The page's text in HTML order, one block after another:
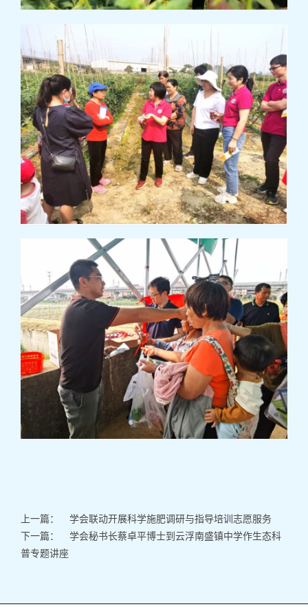
上一篇：
学会联动开展科学施肥调研与指导培训志愿服务
下一篇：
学会秘书长蔡卓平博士到云浮南盛镇中学作生态科
普专题讲座